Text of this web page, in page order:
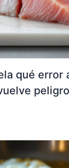
qué error